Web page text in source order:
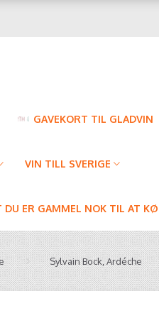
GAVEKORT TIL GLADVIN
VIN TILL SVERIGE
ER GAMMEL NOK TIL AT
Sylvain Bock, Ardéche